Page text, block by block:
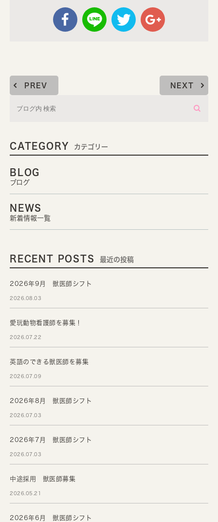
PREV NEXT
CATEGORY カテゴリー
BLOG
ブログ
NEWS
新着情報一覧
RECENT POSTS 最近の投稿
2026年9月 獣医師シフト
2026.08.03
愛玩動物看護師を募集！
2026.07.22
英語のできる獣医師を募集
2026.07.09
2026年8月 獣医師シフト
2026.07.03
2026年7月 獣医師シフト
2026.07.03
中途採用 獣医師募集
2026.05.21
2026年6月 獣医師シフト